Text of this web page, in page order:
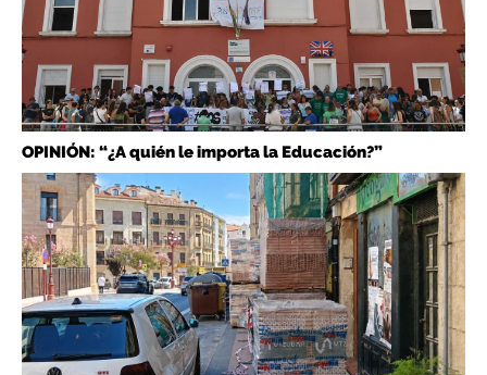
OPINIÓN: “¿A quién le importa la Educación?”